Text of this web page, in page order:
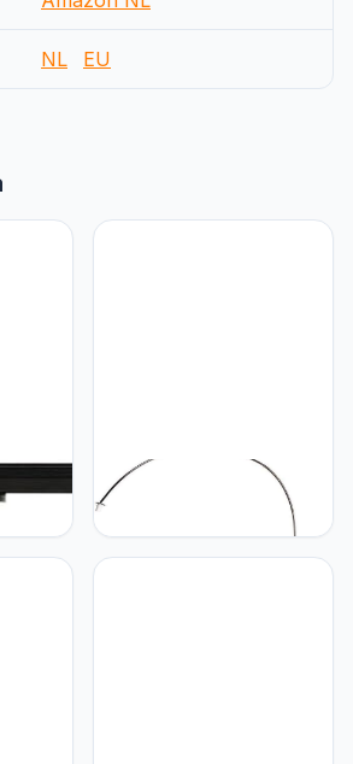
NL EU
SLV SLV staand armatuur
basisstation/binnenverlichting,
studiolamp,